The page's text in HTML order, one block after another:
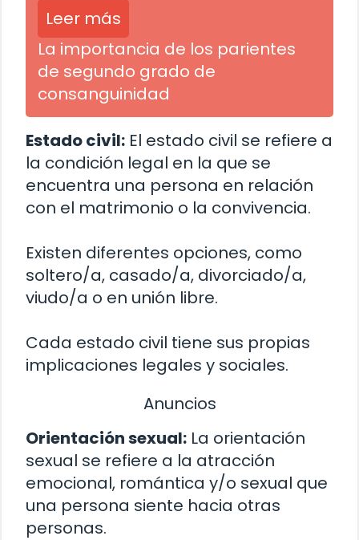
Leer más
La importancia de los parientes
de segundo grado de
consanguinidad
Estado civil: El estado civil se refiere a
la condición legal en la que se
encuentra una persona en relación
con el matrimonio o la convivencia.
Existen diferentes opciones, como
soltero/a, casado/a, divorciado/a,
viudo/a o en unión libre.
Cada estado civil tiene sus propias
implicaciones legales y sociales.
Anuncios
Orientación sexual: La orientación
sexual se refiere a la atracción
emocional, romántica y/o sexual que
una persona siente hacia otras
personas.